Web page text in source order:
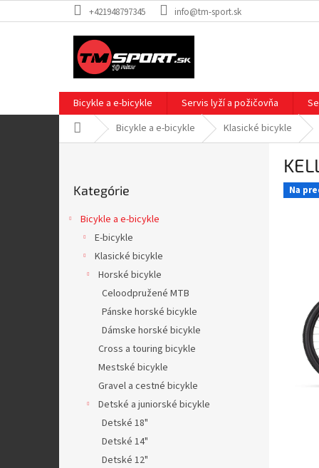
na
+421948797345 info@tm-sport.sk
Bicykle a e-bicykle Servis lyží a požičovňa
DomovBicykle a e-bicykle Klasické bicykle
kategórie
Kategórie
Bicykle a e-bicykle
E-bicykle
Klasické bicykle
Horské bicykle
Celoodpružené MTB
Pánske horské bicykle
Dámske horské bicykle
Cross a touring bicykle
Mestské bicykle
Gravel a cestné bicykle
Detské a juniorské bicykle
Detské 18"
Detské 14"
Detské 12"
Na